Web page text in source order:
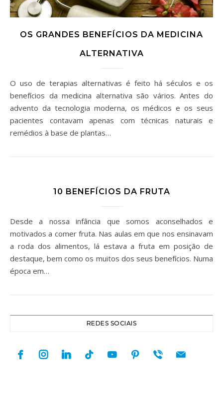
OS GRANDES BENEFÍCIOS DA MEDICINA
ALTERNATIVA
O uso de terapias alternativas é feito há séculos e os
benefícios da medicina alternativa são vários. Antes do
advento da tecnologia moderna, os médicos e os seus
pacientes contavam apenas com técnicas naturais e
remédios à base de plantas…
10 BENEFÍCIOS DA FRUTA
Desde a nossa infância que somos aconselhados e
motivados a comer fruta. Nas aulas em que nos ensinavam
a roda dos alimentos, lá estava a fruta em posição de
destaque, bem como os muitos dos seus benefícios. Numa
época em…
REDES SOCIAIS
facebookinstagramlinkedintiktok youtubepinterest
viber mail